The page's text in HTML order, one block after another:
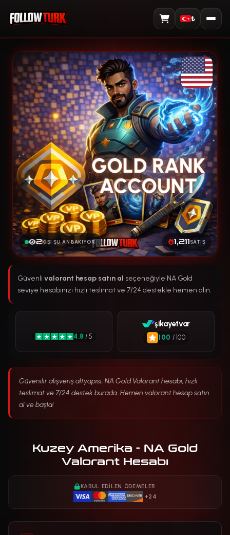
Sepeti Görüntüle
₺
2KIŞI ŞU AN BAKIYOR 1,211SATIŞ
Güvenli valorant hesap satın al seçeneğiyle NA Gold
seviye hesabınızı hızlı teslimat ve 7/24 destekle hemen alın.
Güvenilir alışveriş altyapısı, NA Gold Valorant hesabı, hızlı
teslimat ve 7/24 destek burada. Hemen valorant hesap satın
al ve başla!
4.8 / 5
şikayetvar
100 / 100
Kuzey Amerika - NA Gold
Valorant Hesabı
KABUL EDILEN ÖDEMELER
+24